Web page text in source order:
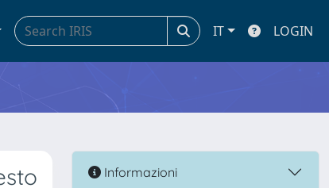
IT LOGIN
Informazioni